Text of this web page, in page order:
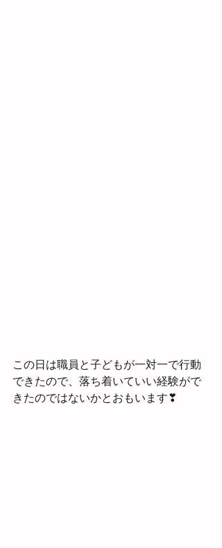
この日は職員と子どもが一対一で行動
できたので、落ち着いていい経験がで
きたのではないかとおもいます❣